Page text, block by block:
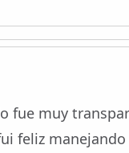
fue muy
feliz